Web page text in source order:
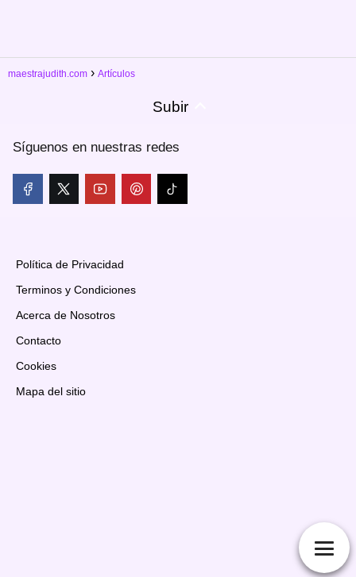
maestrajudith.com Artículos
Subir
Síguenos en nuestras redes
Política de Privacidad
Terminos y Condiciones
Acerca de Nosotros
Contacto
Cookies
Mapa del sitio